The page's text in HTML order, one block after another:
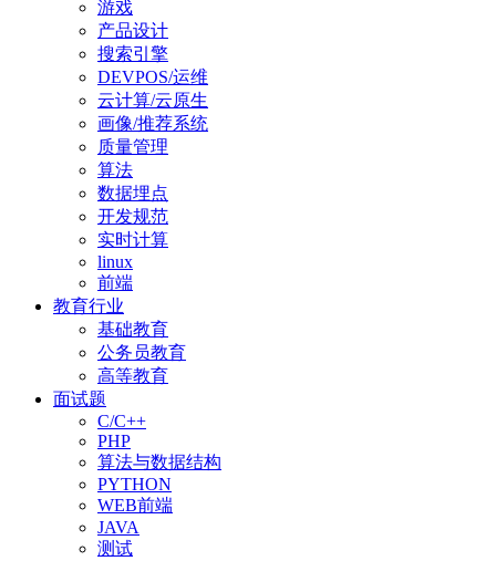
游戏
产品设计
搜索引擎
DEVPOS/运维
云计算/云原生
画像/推荐系统
质量管理
算法
数据埋点
开发规范
实时计算
linux
前端
教育行业
基础教育
公务员教育
高等教育
面试题
C/C++
PHP
算法与数据结构
PYTHON
WEB前端
JAVA
测试